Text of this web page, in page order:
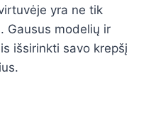
yra ne tik
Gausus modelių ir
išsirinkti savo krepšį